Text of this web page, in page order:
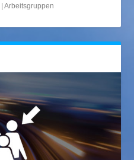
|Arbeitsgruppen